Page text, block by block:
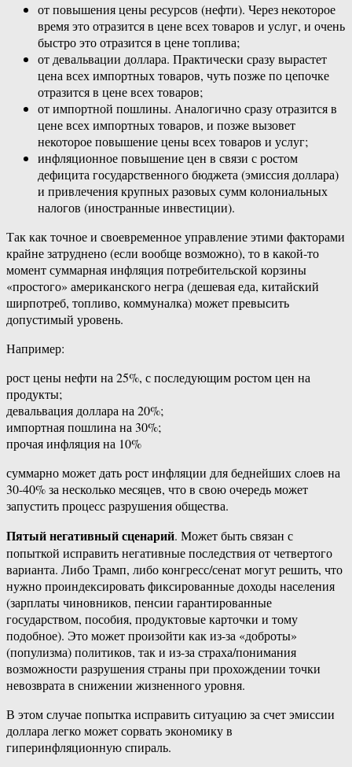
от повышения цены ресурсов (нефти). Через некоторое
время это отразится в цене всех товаров и услуг, и очень
быстро это отразится в цене топлива;
от девальвации доллара. Практически сразу вырастет
цена всех импортных товаров, чуть позже по цепочке
отразится в цене всех товаров;
от импортной пошлины. Аналогично сразу отразится в
цене всех импортных товаров, и позже вызовет
некоторое повышение цены всех товаров и услуг;
инфляционное повышение цен в связи с ростом
дефицита государственного бюджета (эмиссия доллара)
и привлечения крупных разовых сумм колониальных
налогов (иностранные инвестиции).
Так как точное и своевременное управление этими факторами
крайне затруднено (если вообще возможно), то в какой-то
момент суммарная инфляция потребительской корзины
«простого» американского негра (дешевая еда, китайский
ширпотреб, топливо, коммуналка) может превысить
допустимый уровень.
Например:
рост цены нефти на 25%, с последующим ростом цен на
продукты;
девальвация доллара на 20%;
импортная пошлина на 30%;
прочая инфляция на 10%
суммарно может дать рост инфляции для беднейших слоев на
30-40% за несколько месяцев, что в свою очередь может
запустить процесс разрушения общества.
Пятый негативный сценарий. Может быть связан с
попыткой исправить негативные последствия от четвертого
варианта. Либо Трамп, либо конгресс/сенат могут решить, что
нужно проиндексировать фиксированные доходы населения
(зарплаты чиновников, пенсии гарантированные
государством, пособия, продуктовые карточки и тому
подобное). Это может произойти как из-за «доброты»
(популизма) политиков, так и из-за страха/понимания
возможности разрушения страны при прохождении точки
невозврата в снижении жизненного уровня.
В этом случае попытка исправить ситуацию за счет эмиссии
доллара легко может сорвать экономику в
гиперинфляционную спираль.